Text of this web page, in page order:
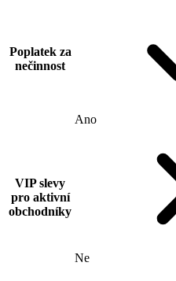
Poplatek za
nečinnost
Ano
VIP slevy
pro aktivní
obchodníky
Ne